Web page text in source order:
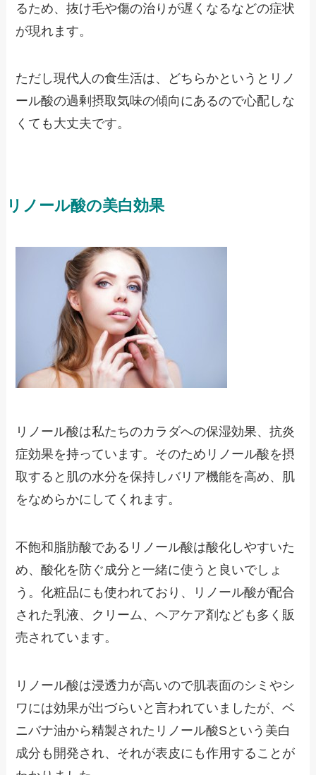
るため、抜け毛や傷の治りが遅くなるなどの症状
が現れます。
ただし現代人の食生活は、どちらかというとリノ
ール酸の過剰摂取気味の傾向にあるので心配しな
くても大丈夫です。
リノール酸の美白効果
リノール酸は私たちのカラダへの保湿効果、抗炎
症効果を持っています。そのためリノール酸を摂
取すると肌の水分を保持しバリア機能を高め、肌
をなめらかにしてくれます。
不飽和脂肪酸であるリノール酸は酸化しやすいた
め、酸化を防ぐ成分と一緒に使うと良いでしょ
う。化粧品にも使われており、リノール酸が配合
された乳液、クリーム、ヘアケア剤なども多く販
売されています。
リノール酸は浸透力が高いので肌表面のシミやシ
ワには効果が出づらいと言われていましたが、ベ
ニバナ油から精製されたリノール酸Sという美白
成分も開発され、それが表皮にも作用することが